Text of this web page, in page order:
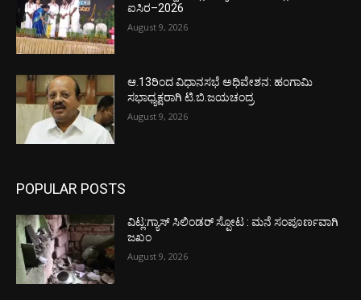
ಐಸಿರ–2026
August 9, 2026
ಆ.13ರಿಂದ ವಿಧಾನಸಭೆ ಅಧಿವೇಶನ: ಹಂಗಾಮಿ
ಸಭಾಧ್ಯಕ್ಷರಾಗಿ ಟಿ.ಬಿ.ಜಯಚಂದ್ರ
August 9, 2026
POPULAR POSTS
ವಿಟ್ಲ:ಗ್ಯಾಸ್ ಸಿಲಿಂಡರ್ ಸ್ಪೋಟ : ಮನೆ ಸಂಪೂರ್ಣವಾಗಿ
ಜಖಂ
August 9, 2026